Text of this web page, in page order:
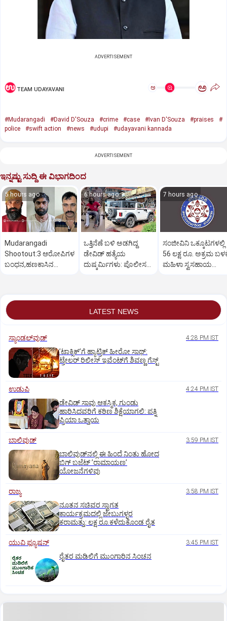
ADVERTISEMENT
TEAM UDAYAVANI ಅ ಅ
#Mudarangadi #David D'Souza #crime #case #Ivan D'Souza #praises
#
police
#swift action #news #udupi #udayavani kannada
ADVERTISEMENT
ಇನ್ನಷ್ಟು ಸುದ್ದಿ ಈ ವಿಭಾಗದಿಂದ
5 hours ago
Mudarangadi
Shootout:‌3 ಆರೋಪಿಗಳ
ಬಂಧನ,ಹಣಕಾಸಿನ
6 hours ago
ಒತ್ತಿನೆಣೆ ಬಳಿ ಅಡಗಿದ್ದ
ಡೇವಿಡ್‌ ಹತ್ಯೆಯ
ದುಷ್ಕರ್ಮಿಗಳು: ಪೊಲೀಸರ
7 hours ago
ಸಂಜೀವಿನಿ ಒಕ್ಕೂಟಗಳಲ್ಲಿ
56 ಲಕ್ಷ ರೂ. ಅಕ್ರಮ
ಮಹಿಳಾ ಸ್ವಸಹಾಯ
LATEST NEWS
ಸ್ಯಾಂಡಲ್‌ವುಡ್‌ 4:28 PM IST
ʼಟಾಕ್ಸಿಕ್‌ʼಗೆ ಹ್ಯಾಟ್ರಿಕ್‌ ಹೀರೋ ಸಾಥ್:‌
ಟ್ರೇಲರ್‌ ರಿಲೀಸ್‌ ಇವೆಂಟ್‌ಗೆ ಶಿವಣ್ಣ ಗೆಸ್ಟ್
ಉಡುಪಿ 4:24 PM IST
ಡೇವಿಡ್ ಸಾವು ಆಕಸ್ಮಿಕ, ಗುಂಡು
ಹಾರಿಸಿದವರಿಗೆ ಕಠಿಣ ಶಿಕ್ಷೆಯಾಗಲಿ: ಪತ್ನಿ
ಪ್ರಿಯಾ ಒತ್ತಾಯ
ಬಾಲಿವುಡ್‌ 3:59 PM IST
ಬಾಲಿವುಡ್‌ನಲ್ಲಿ ಈ ಹಿಂದೆ ನಿಂತು ಹೋದ
ಬಿಗ್‌ ಬಜೆಟ್ ʼರಾಮಾಯಣʼ‌
ಯೋಜನೆಗಳಿವು
ರಾಜ್ಯ 3:58 PM IST
ನೂತನ ಸಚಿವರ ಸ್ವಾಗತ
ಕಾರ್ಯಕ್ರಮದಲ್ಲಿ ಜೇಬುಗಳ್ಳರ
ಕರಾಮತ್ತು: ಲಕ್ಷ ರೂ.ಕಳೆದುಕೊಂಡ ರೈತ
ಯುವಿ ಫ್ಯೂಷನ್ 3:45 PM IST
ರೈತರ ಮಡಿಲಿಗೆ ಮುಂಗಾರಿನ ಸಿಂಚನ